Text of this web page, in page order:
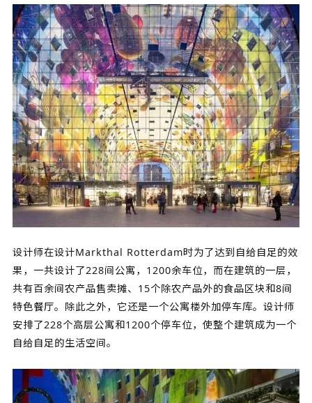
设计师在设计Markthal Rotterdam时为了达到自给自足的效
果，一共设计了228间公寓，1200余车位，而在建筑的一层，
共有百余间农产品售卖摊、15个除农产品外的食品区块和8间
特色餐厅。除此之外，它还是一个公寓楼外加停车库。设计师
安排了228个高层公寓和1200个停车位，使整个建筑成为一个
自给自足的生活空间。